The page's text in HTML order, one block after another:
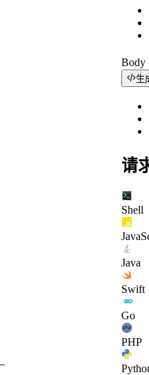
Body
生
请
Shell
Java
Swift
Go
PHP